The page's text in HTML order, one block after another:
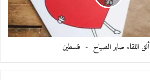
ألق اللقاء صابر الصياح - فلسطين